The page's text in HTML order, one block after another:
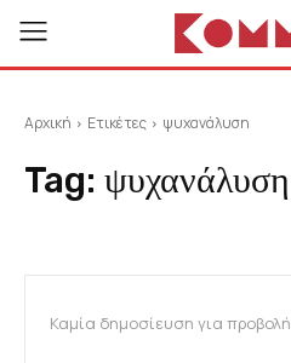
Αρχική Ετικέτες ψυχανάλυση
Tag: ψυχανάλυση
Καμία δημοσίευση για προβολή